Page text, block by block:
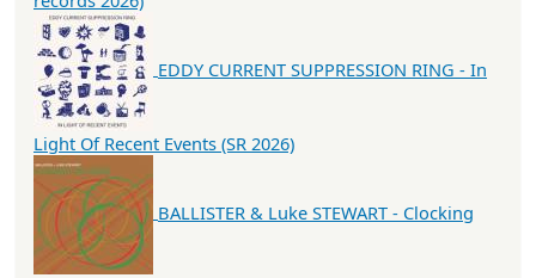
EDDY CURRENT SUPPRESSION RING - In
Light Of Recent Events (SR 2026)
BALLISTER & Luke STEWART - Clocking